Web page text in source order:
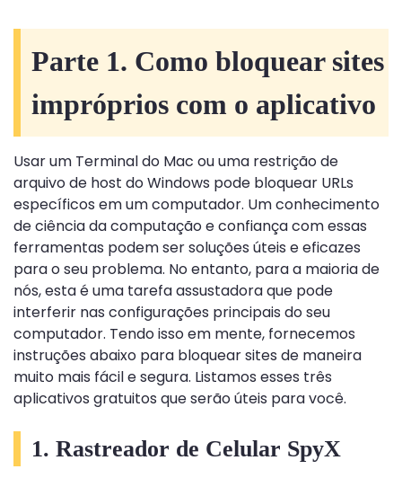
Parte 1. Como bloquear sites
impróprios com o aplicativo
Usar um Terminal do Mac ou uma restrição de
arquivo de host do Windows pode bloquear URLs
específicos em um computador. Um conhecimento
de ciência da computação e confiança com essas
ferramentas podem ser soluções úteis e eficazes
para o seu problema. No entanto, para a maioria de
nós, esta é uma tarefa assustadora que pode
interferir nas configurações principais do seu
computador. Tendo isso em mente, fornecemos
instruções abaixo para bloquear sites de maneira
muito mais fácil e segura. Listamos esses três
aplicativos gratuitos que serão úteis para você.
1. Rastreador de Celular SpyX